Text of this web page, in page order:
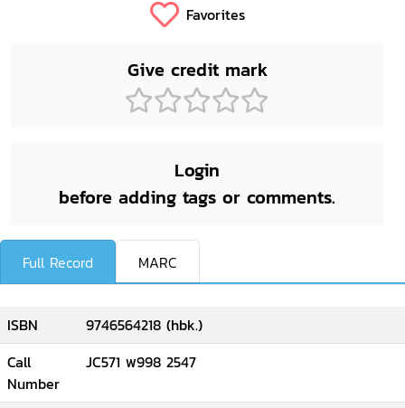
Favorites
Give credit mark
Login
before adding tags or comments.
Full Record MARC
ISBN
9746564218 (hbk.)
Call
Number
JC571 พ998 2547